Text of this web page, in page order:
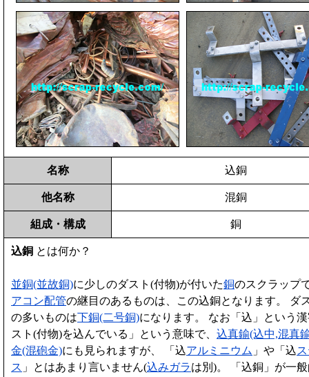
名称 込銅
他名称 混銅
組成・構成 銅
込銅 とは何か？
並銅(並故銅)に少しのダスト(付物)が付いた銅のスクラップ
アコン配管の継目のあるものは、この込銅となります。 ダ
の多いものは下銅(二号銅)になります。 なお「込」という
スト(付物)を込んでいる」という意味で、 込真鍮(込中,混真
金(混砲金)にも見られますが、 「込アルミニウム 」や「込
ス 」とはあまり言いません(込みガラは別)。 「込銅」が一